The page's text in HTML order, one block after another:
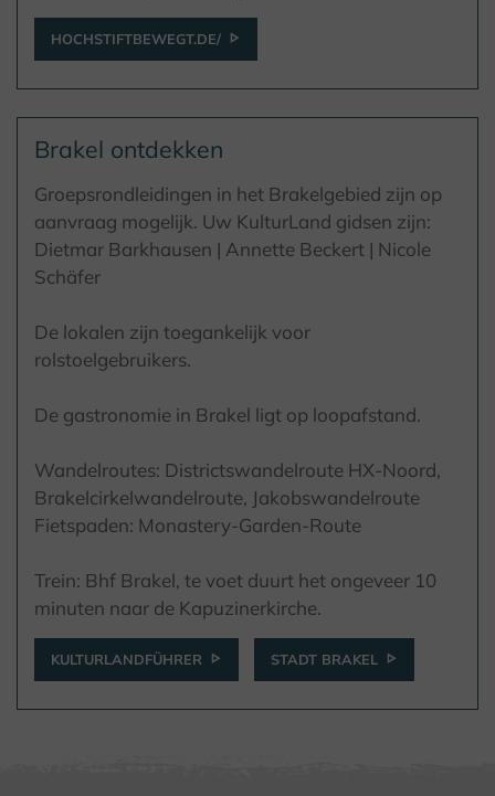
HOCHSTIFTBEWEGT.DE/
Brakel ontdekken
Groepsrondleidingen in het Brakelgebied zijn op
aanvraag mogelijk. Uw KulturLand gidsen zijn:
Dietmar Barkhausen | Annette Beckert | Nicole
Schäfer
De lokalen zijn toegankelijk voor
rolstoelgebruikers.
De gastronomie in Brakel ligt op loopafstand.
Wandelroutes: Districtswandelroute HX-Noord,
Brakelcirkelwandelroute, Jakobswandelroute
Fietspaden: Monastery-Garden-Route
Trein: Bhf Brakel, te voet duurt het ongeveer 10
minuten naar de Kapuzinerkirche.
KULTURLANDFÜHRER STADT BRAKEL